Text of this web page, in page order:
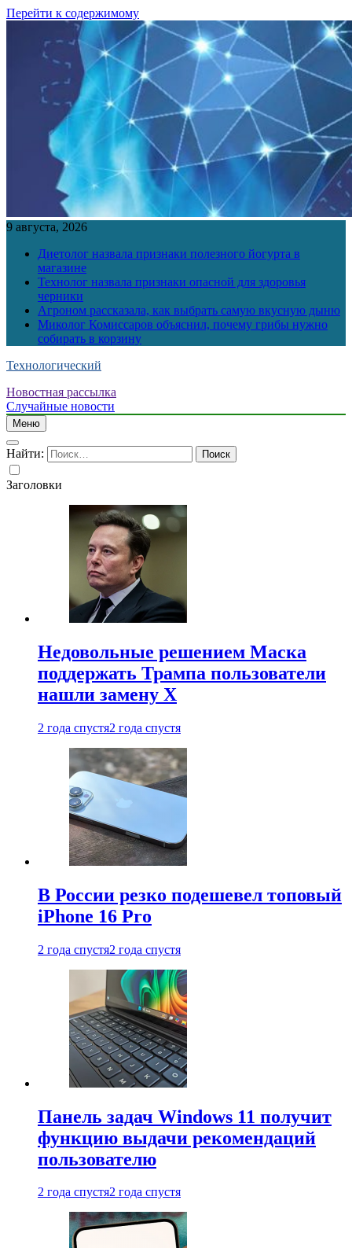
Перейти к содержимому
9 августа, 2026
Диетолог назвала признаки полезного йогурта в
магазине
Технолог назвала признаки опасной для здоровья
черники
Агроном рассказала, как выбрать самую вкусную дыню
Миколог Комиссаров объяснил, почему грибы нужно
собирать в корзину
Технологический
Новостная рассылка
Случайные новости
Меню
Найти:
Заголовки
Недовольные решением Маска
поддержать Трампа пользователи
нашли замену X
2 года спустя2 года спустя
В России резко подешевел топовый
iPhone 16 Pro
2 года спустя2 года спустя
Панель задач Windows 11 получит
функцию выдачи рекомендаций
пользователю
2 года спустя2 года спустя